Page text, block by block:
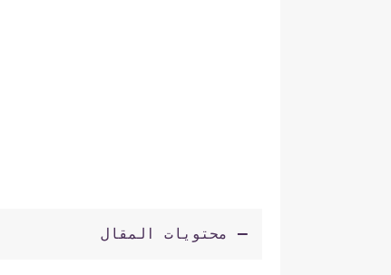
محتويات المقال